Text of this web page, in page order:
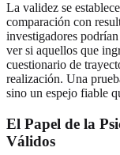
La validez se
comparación con
investigadores
ver si aquellos que
cuestionario de
realización. Una
sino un espejo fiable
El Papel de la
Válidos